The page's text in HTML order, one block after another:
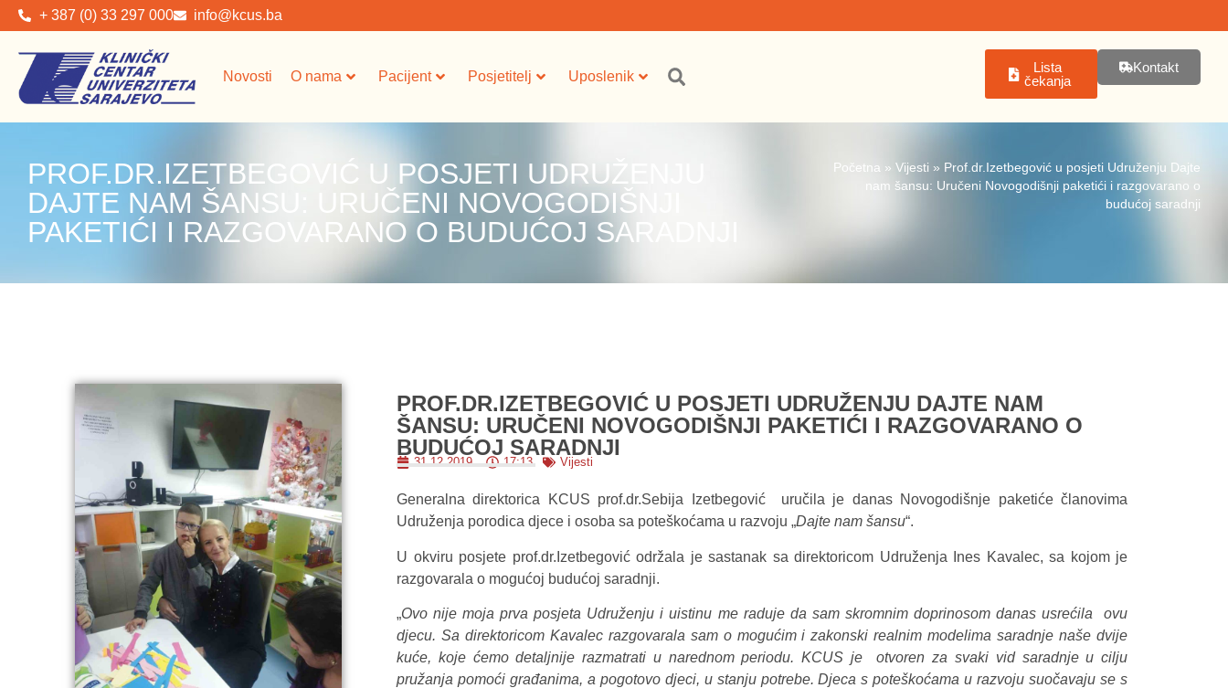
+ 387 (0) 33 297 000 info@kcus.ba
Novosti O nama Pacijent Posjetitelj Uposlenik
Lista
čekanja
Kontakt
PROF.DR.IZETBEGOVIĆ U POSJETI UDRUŽENJU
DAJTE NAM ŠANSU: URUČENI NOVOGODIŠNJI
PAKETIĆI I RAZGOVARANO O BUDUĆOJ SARADNJI
Početna » Vijesti » Prof.dr.Izetbegović u posjeti Udruženju Dajte
nam šansu: Uručeni Novogodišnji paketići i razgovarano o
budućoj saradnji
PROF.DR.IZETBEGOVIĆ U POSJETI UDRUŽENJU DAJTE NAM
ŠANSU: URUČENI NOVOGODIŠNJI PAKETIĆI I RAZGOVARANO O
BUDUĆOJ SARADNJI
31.12.2019. 17:13 Vijesti
Generalna direktorica KCUS prof.dr.Sebija Izetbegović uručila je danas Novogodišnje paketiće članovima
Udruženja porodica djece i osoba sa poteškoćama u razvoju „Dajte nam šansu“.
U okviru posjete prof.dr.Izetbegović održala je sastanak sa direktoricom Udruženja Ines Kavalec, sa kojom je
razgovarala o mogućoj budućoj saradnji.
„Ovo nije moja prva posjeta Udruženju i uistinu me raduje da sam skromnim doprinosom danas usrećila ovu
djecu. Sa direktoricom Kavalec razgovarala sam o mogućim i zakonski realnim modelima saradnje naše dvije
kuće, koje ćemo detaljnije razmatrati u narednom periodu. KCUS je otvoren za svaki vid saradnje u cilju
pružanja pomoći građanima, a pogotovo djeci, u stanju potrebe. Djeca s poteškoćama u razvoju suočavaju se s